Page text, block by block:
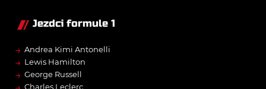
Jezdci formule 1
→ Andrea Kimi Antonelli
→ Lewis Hamilton
→ George Russell
Charles Leclerc